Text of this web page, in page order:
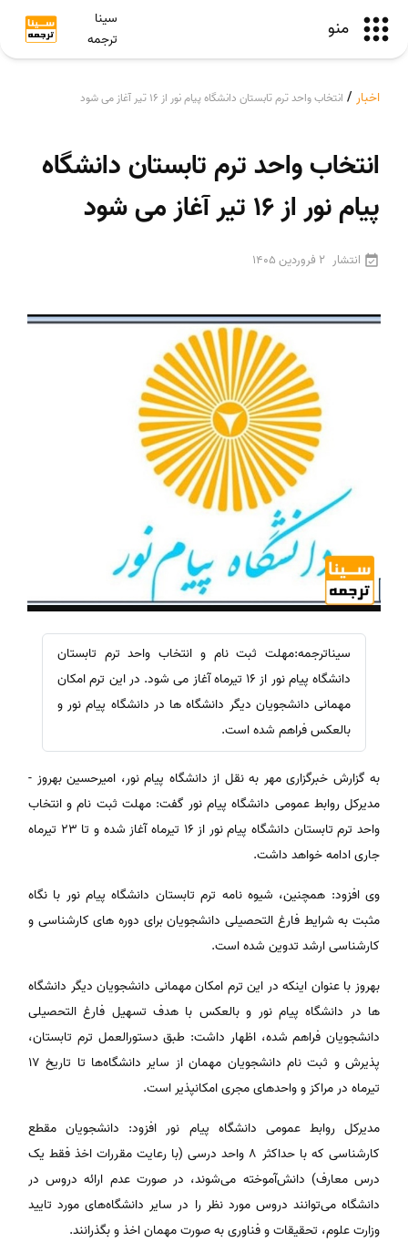
منو
سینا
ترجمه
اخبار / انتخاب واحد ترم تابستان دانشگاه پیام نور از ۱۶ تیر آغاز می شود
انتخاب واحد ترم تابستان دانشگاه
پیام نور از ۱۶ تیر آغاز می شود
انتشار 2 فروردین 1405
سیناترجمه:مهلت ثبت نام و انتخاب واحد ترم تابستان
دانشگاه پیام نور از 16 تیرماه آغاز می شود. در این ترم امکان
مهمانی دانشجویان دیگر دانشگاه ها در دانشگاه پیام نور و
بالعکس فراهم شده است.
به گزارش خبرگزاری مهر به نقل از دانشگاه پیام نور، امیرحسین بهروز -
مدیرکل روابط عمومی دانشگاه پیام نور گفت: مهلت ثبت نام و انتخاب
واحد ترم تابستان دانشگاه پیام نور از ۱۶ تیرماه آغاز شده و تا ۲۳ تیرماه
جاری ادامه خواهد داشت.
وی افزود: همچنین، شیوه نامه ترم تابستان دانشگاه پیام نور با نگاه
مثبت به شرایط فارغ التحصیلی دانشجویان برای دوره های کارشناسی و
کارشناسی ارشد تدوین شده است.
بهروز با عنوان اینکه در این ترم امکان مهمانی دانشجویان دیگر دانشگاه
ها در دانشگاه پیام نور و بالعکس با هدف تسهیل فارغ التحصیلی
دانشجویان فراهم شده، اظهار داشت: طبق دستورالعمل ترم تابستان،
پذیرش و ثبت نام دانشجویان مهمان از سایر دانشگاه‌ها تا تاریخ ۱۷
تیرماه در مراکز و واحدهای مجری امکانپذیر است.
مدیرکل روابط عمومی دانشگاه پیام نور افزود: دانشجویان مقطع
کارشناسی که با حداکثر ۸ واحد درسی (با رعایت مقررات اخذ فقط یک
درس معارف) دانش‌آموخته می‌شوند، در صورت عدم ارائه دروس در
دانشگاه می‌توانند دروس مورد نظر را در سایر دانشگاه‌های مورد تایید
وزارت علوم، تحقیقات و فناوری به صورت مهمان اخذ و بگذرانند.